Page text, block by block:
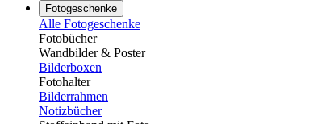
Fotogeschenke
Alle Fotogeschenke
Fotobücher
Wandbilder & Poster
Bilderboxen
Fotohalter
Bilderrahmen
Notizbücher